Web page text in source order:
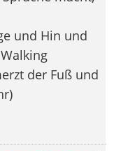
und Hin und
der Fuß und